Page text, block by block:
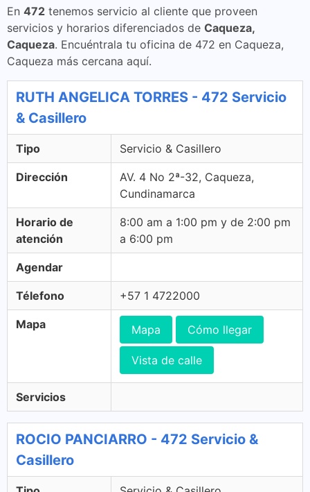
En 472 tenemos servicio al cliente que proveen
servicios y horarios diferenciados de Caqueza,
Caqueza. Encuéntrala tu oficina de 472 en Caqueza,
Caqueza más cercana aquí.
RUTH ANGELICA TORRES - 472 Servicio
& Casillero
Tipo Servicio & Casillero
Dirección
AV. 4 No 2ª-32, Caqueza,
Cundinamarca
Horario de
atención
8:00 am a 1:00 pm y de 2:00 pm
a 6:00 pm
Agendar
Télefono +57 1 4722000
Mapa Mapa Cómo llegar
Vista de calle
Servicios
ROCIO PANCIARRO - 472 Servicio &
Casillero